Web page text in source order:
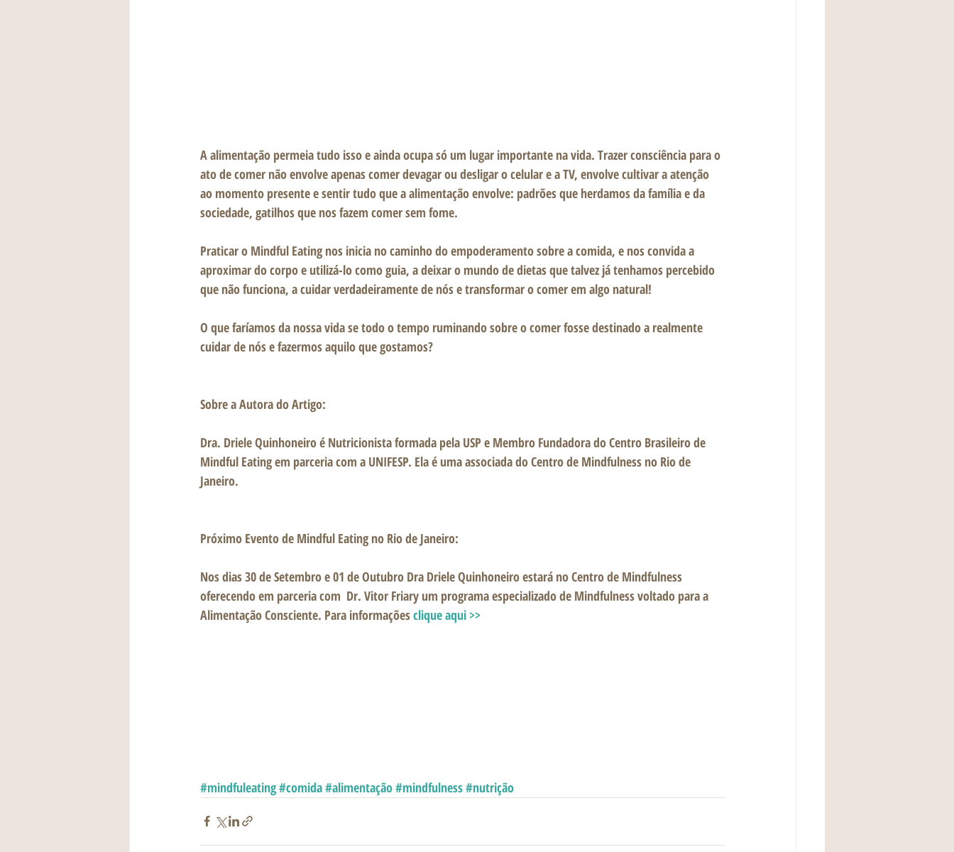
A alimentação permeia tudo isso e ainda ocupa só um lugar importante na vida. Trazer consciência para o
ato de comer não envolve apenas comer devagar ou desligar o celular e a TV, envolve cultivar a atenção
ao momento presente e sentir tudo que a alimentação envolve: padrões que herdamos da família e da
sociedade, gatilhos que nos fazem comer sem fome.
Praticar o Mindful Eating nos inicia no caminho do empoderamento sobre a comida, e nos convida a
aproximar do corpo e utilizá-lo como guia, a deixar o mundo de dietas que talvez já tenhamos percebido
que não funciona, a cuidar verdadeiramente de nós e transformar o comer em algo natural!
O que faríamos da nossa vida se todo o tempo ruminando sobre o comer fosse destinado a realmente
cuidar de nós e fazermos aquilo que gostamos?
Sobre a Autora do Artigo:
Dra. Driele Quinhoneiro é Nutricionista formada pela USP e Membro Fundadora do Centro Brasileiro de
Mindful Eating em parceria com a UNIFESP. Ela é uma associada do Centro de Mindfulness no Rio de
Janeiro.
Próximo Evento de Mindful Eating no Rio de Janeiro:
Nos dias 30 de Setembro e 01 de Outubro Dra Driele Quinhoneiro estará no Centro de Mindfulness
oferecendo em parceria com  Dr. Vitor Friary um programa especializado de Mindfulness voltado para a
Alimentação Consciente. Para informações clique aqui >>
#mindfuleating#comida#alimentação#mindfulness#nutrição